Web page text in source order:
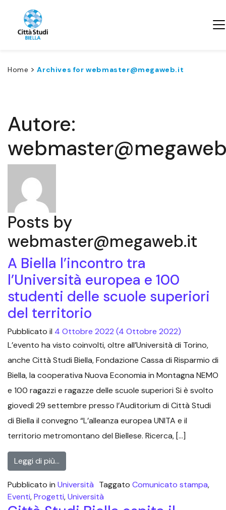
Home >Archives for webmaster@megaweb.it
Autore:
Posts by
webmaster@megaweb.it
A Biella l’incontro tra
l’Università europea e 100
studenti delle scuole superiori
del territorio
Pubblicato il 4 Ottobre 2022 (4 Ottobre 2022)
L’evento ha visto coinvolti, oltre all’Università di Torino,
anche Città Studi Biella, Fondazione Cassa di Risparmio di
Biella, la cooperativa Nuova Economia in Montagna NEMO
e 100 ragazzi e ragazze delle scuole superiori Si è svolto
giovedì 29 settembre presso l’Auditorium di Città Studi
di Biella il convegno “L’alleanza europea UNITA e il
territorio metromontano del Biellese. Ricerca, […]
Leggi di più…
Pubblicato in Università Taggato Comunicato stampa,
Eventi,Progetti,Università